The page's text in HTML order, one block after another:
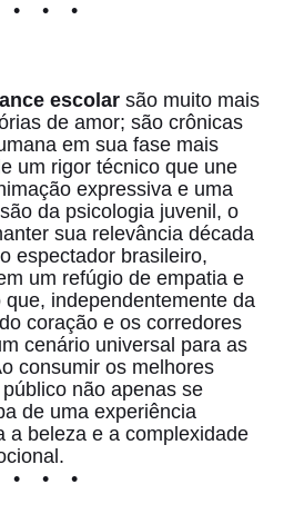
escolarsão muito mais
de amor; são crônicas
em sua fase mais
um rigor técnico que une
expressiva e uma
da psicologia juvenil, o
sua relevância década
espectador brasileiro,
um refúgio de empatia e
independentemente da
coração e os corredores
cenário universal para as
consumir os melhores
não apenas se
de uma experiência
a beleza e a complexidade